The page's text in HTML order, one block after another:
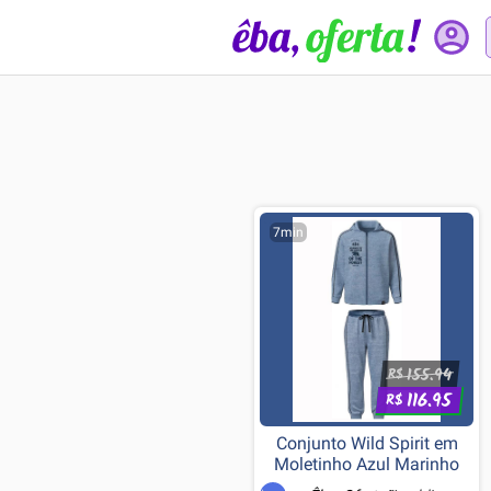
7min
R$155.94
R$116.95
Conjunto Wild Spirit em
Moletinho Azul Marinho